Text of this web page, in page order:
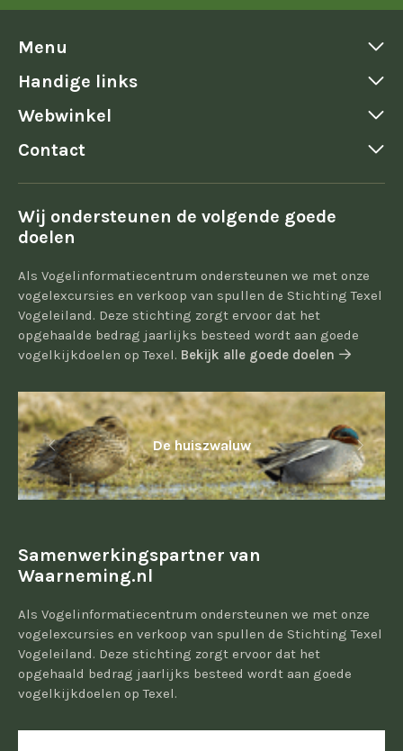
Menu
Handige links
Webwinkel
Contact
Wij ondersteunen de volgende goede
doelen
Als Vogelinformatiecentrum ondersteunen we met onze
vogelexcursies en verkoop van spullen de Stichting Texel
Vogeleiland. Deze stichting zorgt ervoor dat het
opgehaalde bedrag jaarlijks besteed wordt aan goede
vogelkijkdoelen op Texel. Bekijk alle goede doelen
De huiszwaluw
Samenwerkingspartner van
Waarneming.nl
Als Vogelinformatiecentrum ondersteunen we met onze
vogelexcursies en verkoop van spullen de Stichting Texel
Vogeleiland. Deze stichting zorgt ervoor dat het
opgehaald bedrag jaarlijks besteed wordt aan goede
vogelkijkdoelen op Texel.